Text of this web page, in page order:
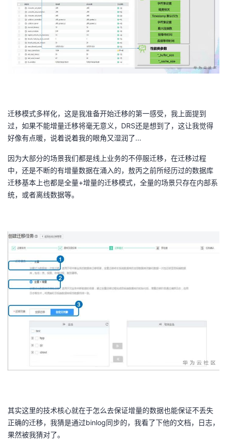
迁移模式多样化，这是我准备开始迁移的第一感受，我上面提到
过，如果不能增量迁移将毫无意义，DRS还是想到了，这让我觉得
好像有点暖，说着说着我的眼角又湿润了...
因为大部分的场景我们都是线上业务的不停服迁移，在迁移过程
中，还是不断的有增量数据在涌入的，敖丙之前所经历过的数据库
迁移基本上也都是全量+增量的迁移模式，全量的场景只存在内部系
统，或者离线数据等。
其实这里的技术核心就在于怎么去保证增量的数据也能保证不丢失
正确的迁移，我猜是通过binlog同步的，我看了下他的文档，日志，
果然被我猜对了。